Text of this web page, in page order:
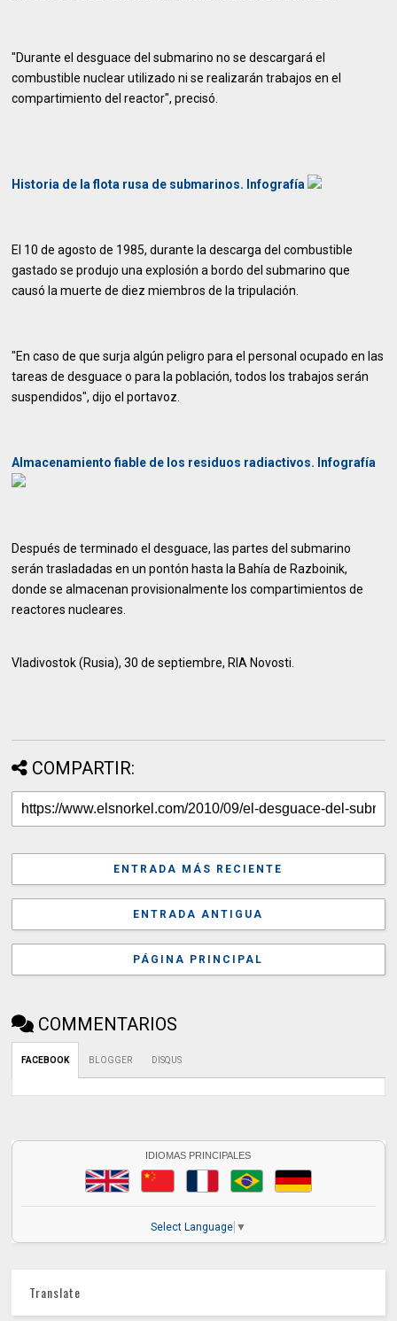
"Durante el desguace del submarino no se descargará el
combustible nuclear utilizado ni se realizarán trabajos en el
compartimiento del reactor", precisó.
Historia de la flota rusa de submarinos. Infografía
El 10 de agosto de 1985, durante la descarga del combustible
gastado se produjo una explosión a bordo del submarino que
causó la muerte de diez miembros de la tripulación.
"En caso de que surja algún peligro para el personal ocupado en las
tareas de desguace o para la población, todos los trabajos serán
suspendidos", dijo el portavoz.
Almacenamiento fiable de los residuos radiactivos. Infografía
Después de terminado el desguace, las partes del submarino
serán trasladadas en un pontón hasta la Bahía de Razboinik,
donde se almacenan provisionalmente los compartimientos de
reactores nucleares.
Vladivostok (Rusia), 30 de septiembre, RIA Novosti.
COMPARTIR:
ENTRADA MÁS RECIENTE
ENTRADA ANTIGUA
PÁGINA PRINCIPAL
COMMENTARIOS
FACEBOOK BLOGGER DISQUS
IDIOMAS PRINCIPALES
Select Language ▼
Translate